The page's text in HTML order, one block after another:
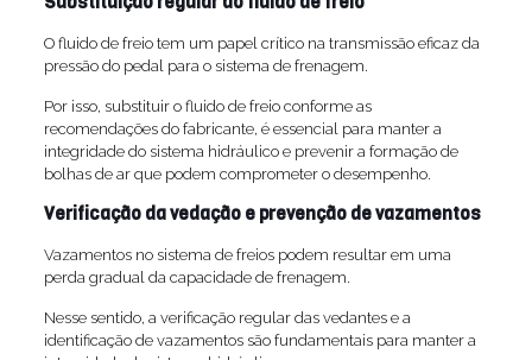
O fluido de freio tem um papel crítico na transmissão eficaz da
pressão do pedal para o sistema de frenagem.
Por isso, substituir o fluido de freio conforme as
recomendações do fabricante, é essencial para manter a
integridade do sistema hidráulico e prevenir a formação de
bolhas de ar que podem comprometer o desempenho.
Verificação da vedação e prevenção de vazamentos
Vazamentos no sistema de freios podem resultar em uma
perda gradual da capacidade de frenagem.
Nesse sentido, a verificação regular das vedantes e a
identificação de vazamentos são fundamentais para manter a